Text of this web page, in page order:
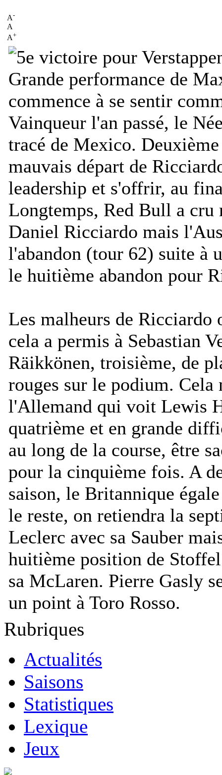
A-
A
A+
Grande performance de
commence à se sentir
Vainqueur l'an passé, le
tracé de Mexico.
mauvais départ de
leadership et s'offrir, au
Longtemps, Red Bull a cru
Daniel Ricciardo mais
l'abandon (tour 62) suite à
le huitième abandon pour
Les malheurs de
cela a permis à Sebastian
Räikkönen, troisième, de
rouges sur le podium. Cela
l'Allemand qui voit Lewis
quatrième et en grande
au long de la course, être
pour la cinquième fois. A
saison, le Britannique
le reste, on retiendra la
Leclerc avec sa Sauber
huitième position de
sa McLaren. Pierre Gasly
un point à Toro Rosso.
Rubriques
Actualités
Saisons
Statistiques
Lexique
Jeux